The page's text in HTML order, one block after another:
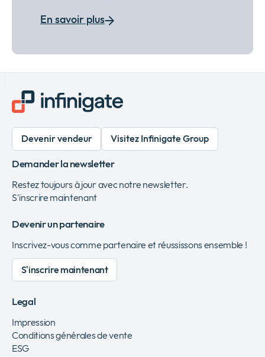
En savoir plus
Devenir vendeur Visitez Infinigate Group
Demander la newsletter
Restez toujours à jour avec notre newsletter.
S'inscrire maintenant
Devenir un partenaire
Inscrivez-vous comme partenaire et réussissons ensemble !
S'inscrire maintenant
Legal
Impression
Conditions générales de vente
ESG